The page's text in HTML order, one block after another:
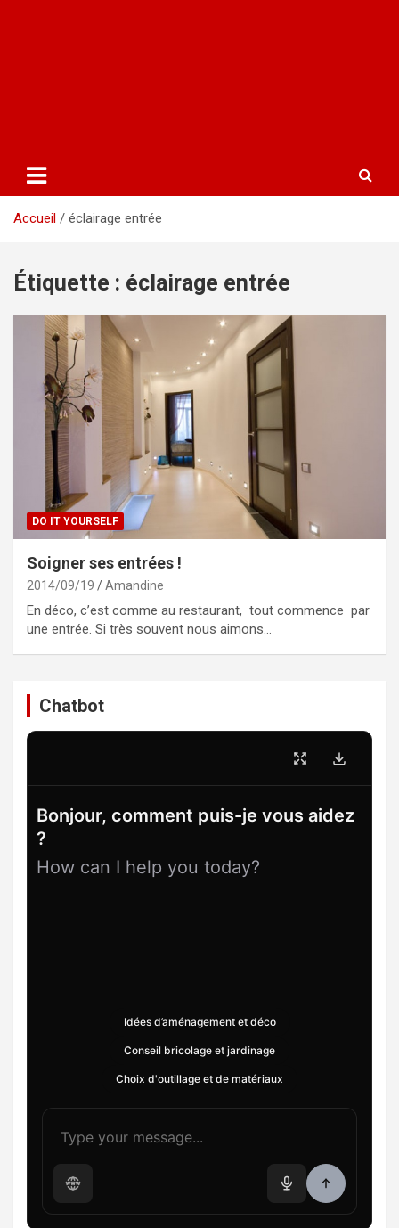
Accueil éclairage entrée
Étiquette : éclairage entrée
DO IT YOURSELF
Soigner ses entrées !
2014/09/19 Amandine
En déco, c’est comme au restaurant, tout commence par
une entrée. Si très souvent nous aimons…
Chatbot
Bonjour, comment puis-je vous aidez
?
How can I help you today?
Idées d’aménagement et déco
Conseil bricolage et jardinage
Choix d'outillage et de matériaux